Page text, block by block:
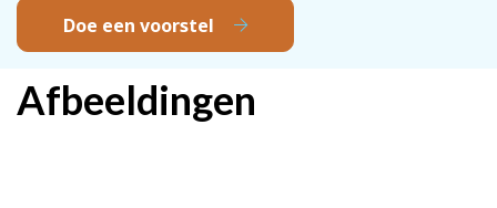
Doe een voorstel
Afbeeldingen